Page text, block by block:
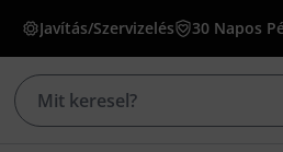
Javítás/Szervizelés 30 Napos